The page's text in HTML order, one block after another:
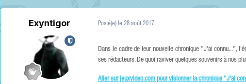
Exyntigor Posté(e) le 28 août 2017
Dans le cadre de leur nouvelle chronique "J'ai connu...",
ses rédacteurs. De quoi raviver quelques souvenirs à nos
Aller sur jeuxvideo.com pour visionner la chronique "J'ai